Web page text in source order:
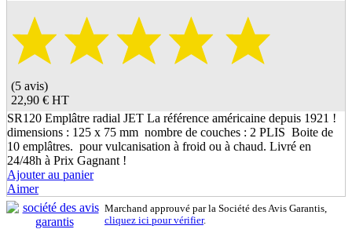
(5 avis)
22,90 € HT
SR120 Emplâtre radial JET La référence américaine depuis 1921 !
dimensions : 125 x 75 mm nombre de couches : 2 PLIS Boite de
10 emplâtres. pour vulcanisation à froid ou à chaud. Livré en
24/48h à Prix Gagnant !
Ajouter au panier
Aimer
Marchand approuvé par la Société des Avis Garantis,
cliquez ici pour vérifier.